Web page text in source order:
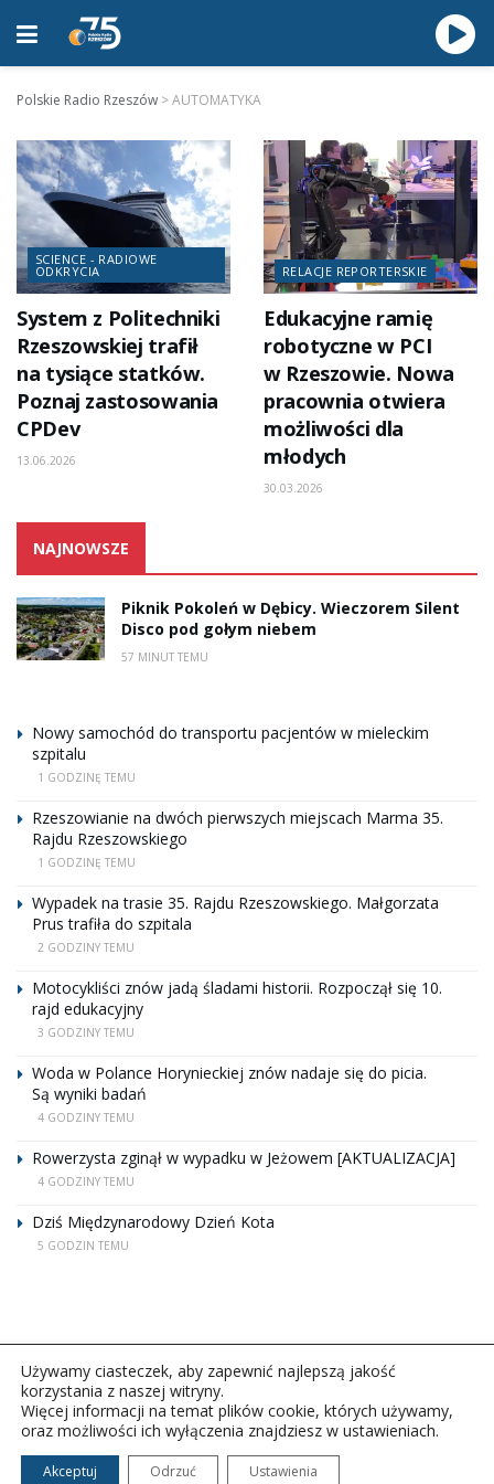
Polskie Radio Rzeszów >AUTOMATYKA
SCIENCE - RADIOWE
ODKRYCIA
System z Politechniki
Rzeszowskiej trafił
na tysiące statków.
Poznaj zastosowania
CPDev
13.06.2026
RELACJE REPORTERSKIE
Edukacyjne ramię
robotyczne w PCI
w Rzeszowie. Nowa
pracownia otwiera
możliwości dla
młodych
30.03.2026
NAJNOWSZE
Piknik Pokoleń w Dębicy. Wieczorem Silent
Disco pod gołym niebem
57 MINUT TEMU
Nowy samochód do transportu pacjentów w mieleckim
szpitalu
1 GODZINĘ TEMU
Rzeszowianie na dwóch pierwszych miejscach Marma 35.
Rajdu Rzeszowskiego
1 GODZINĘ TEMU
Wypadek na trasie 35. Rajdu Rzeszowskiego. Małgorzata
Prus trafiła do szpitala
2 GODZINY TEMU
Motocykliści znów jadą śladami historii. Rozpoczął się 10.
rajd edukacyjny
3 GODZINY TEMU
Woda w Polance Horynieckiej znów nadaje się do picia.
Są wyniki badań
4 GODZINY TEMU
Rowerzysta zginął w wypadku w Jeżowem [AKTUALIZACJA]
4 GODZINY TEMU
Dziś Międzynarodowy Dzień Kota
5 GODZIN TEMU
Copyright © 2026Polskie Radio Rzeszów S.A. w likwidacj.
Wszelkie prawa zastrzeżone.
Używamy ciasteczek, aby zapewnić najlepszą jakość
korzystania z naszej witryny.
Więcej informacji na temat plików cookie, których używamy,
oraz możliwości ich wyłączenia znajdziesz w ustawieniach.
Akceptuj Odrzuć Ustawienia